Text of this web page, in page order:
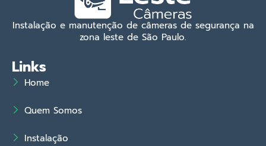
Instalação e manutenção de câmeras de segurança na
zona leste de São Paulo.
Links
Home
Quem Somos
Instalação